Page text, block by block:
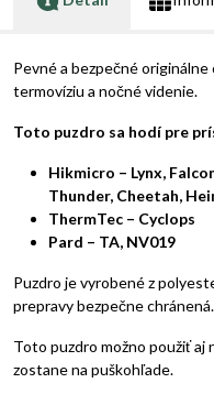
Pevné a bezpečné
termovíziu a nočné videnie.
Toto puzdro sa hodí pre
Hikmicro – Lynx,
Thunder, Cheetah,
ThermTec – Cyclops
Pard – TA, NV019
Puzdro je vyrobené z
prepravy bezpečne chránená.
Toto puzdro možno použiť aj
zostane na puškohľade.